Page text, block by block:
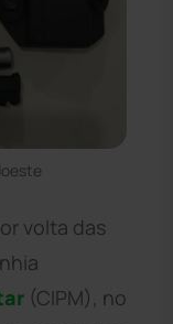
volta das
(CIPM), no